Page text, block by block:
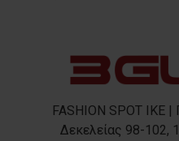
FASHION SPOT IKE
Δεκελείας 98-102,